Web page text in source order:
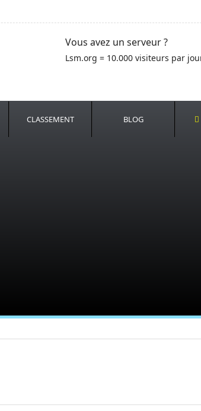
Vous avez un serveur ?
Lsm.org = 10.000 visiteurs par
CLASSEMENT BLOG